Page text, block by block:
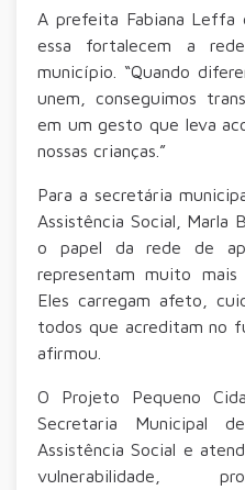
A prefeita Fabiana Leffa
essa fortalecem a
município. “Quando
unem, conseguimos
em um gesto que leva
nossas crianças.”
Para a secretária
Assistência Social, Marla
o papel da rede de
representam muito
Eles carregam afeto,
todos que acreditam no
afirmou.
O Projeto Pequeno
Secretaria Municipal
Assistência Social e
vulnerabilidade,